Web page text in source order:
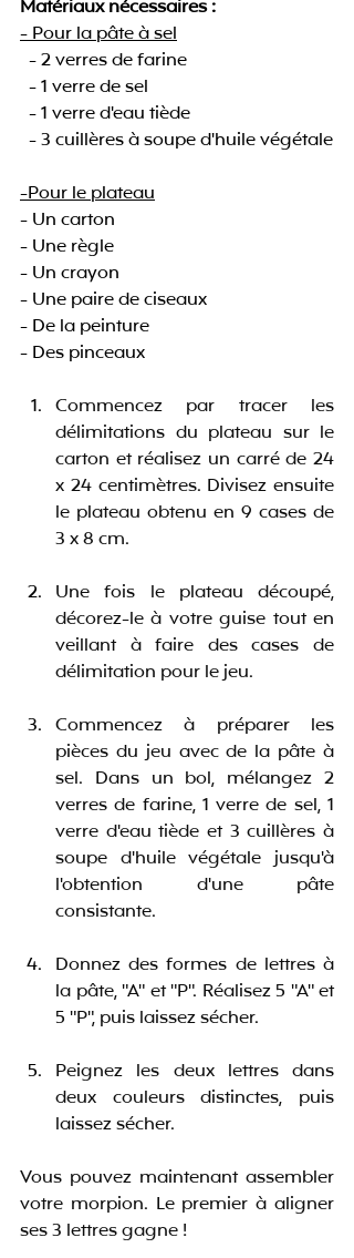
Matériaux nécessaires :
- Pour la pâte à sel
- 2 verres de farine
- 1 verre de sel
- 1 verre d'eau tiède
- 3 cuillères à soupe d'huile végétale
-Pour le plateau
- Un carton
- Une règle
- Un crayon
- Une paire de ciseaux
- De la peinture
- Des pinceaux
Commencez par tracer les
délimitations du plateau sur le
carton et réalisez un carré de 24
x 24 centimètres. Divisez ensuite
le plateau obtenu en 9 cases de
3 x 8 cm.
Une fois le plateau découpé,
décorez-le à votre guise tout en
veillant à faire des cases de
délimitation pour le jeu.
Commencez à préparer les
pièces du jeu avec de la pâte à
sel. Dans un bol, mélangez 2
verres de farine, 1 verre de sel, 1
verre d'eau tiède et 3 cuillères à
soupe d'huile végétale jusqu'à
l'obtention d'une pâte
consistante.
Donnez des formes de lettres à
la pâte, "A" et "P". Réalisez 5 "A" et
5 "P", puis laissez sécher.
Peignez les deux lettres dans
deux couleurs distinctes, puis
laissez sécher.
Vous pouvez maintenant assembler
votre morpion. Le premier à aligner
ses 3 lettres gagne !